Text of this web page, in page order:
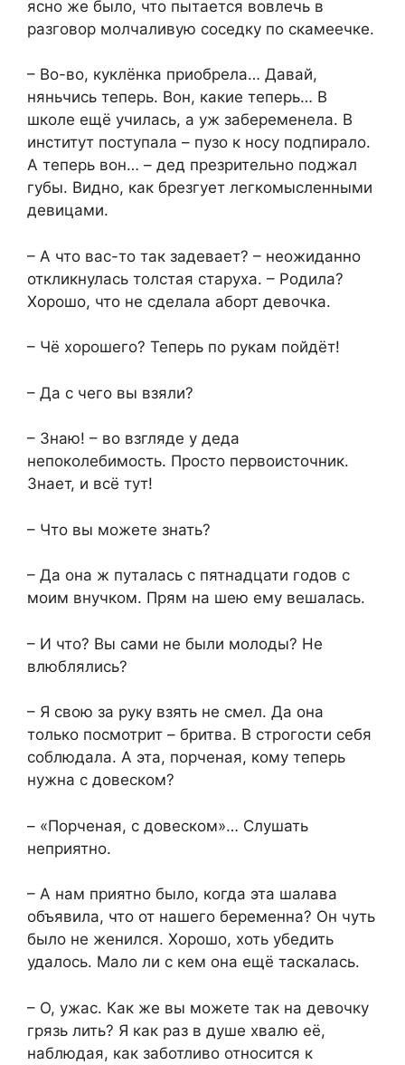
ясно же было, что пытается вовлечь в
разговор молчаливую соседку по скамеечке.
– Во-во, куклёнка приобрела… Давай,
няньчись теперь. Вон, какие теперь… В
школе ещё училась, а уж забеременела. В
институт поступала – пузо к носу подпирало.
А теперь вон… – дед презрительно поджал
губы. Видно, как брезгует легкомысленными
девицами.
– А что вас-то так задевает? – неожиданно
откликнулась толстая старуха. – Родила?
Хорошо, что не сделала аборт девочка.
– Чё хорошего? Теперь по рукам пойдёт!
– Да с чего вы взяли?
– Знаю! – во взгляде у деда
непоколебимость. Просто первоисточник.
Знает, и всё тут!
– Что вы можете знать?
– Да она ж путалась с пятнадцати годов с
моим внучком. Прям на шею ему вешалась.
– И что? Вы сами не были молоды? Не
влюблялись?
– Я свою за руку взять не смел. Да она
только посмотрит – бритва. В строгости себя
соблюдала. А эта, порченая, кому теперь
нужна с довеском?
– «Порченая, с довеском»… Слушать
неприятно.
– А нам приятно было, когда эта шалава
объявила, что от нашего беременна? Он чуть
было не женился. Хорошо, хоть убедить
удалось. Мало ли с кем она ещё таскалась.
– О, ужас. Как же вы можете так на девочку
грязь лить? Я как раз в душе хвалю её,
наблюдая, как заботливо относится к